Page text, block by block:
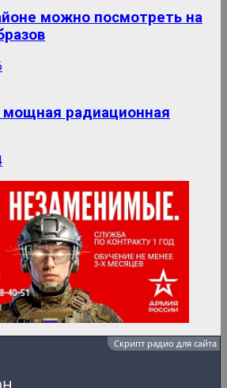
можно посмотреть на
радиационная
Скрипт радио для сайта